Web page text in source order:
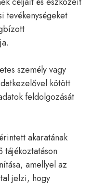
tevékenységeket
személy vagy
kötött
feldolgozását
akaratának
tájékoztatáson
amellyel az
jelzi, hogy